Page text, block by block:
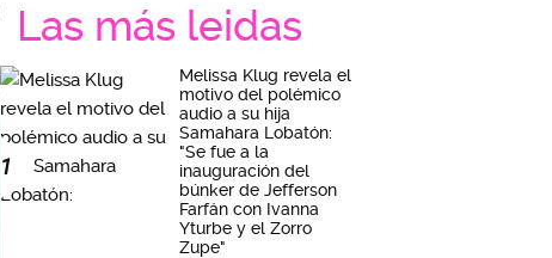
Las más leidas
1
Melissa Klug revela el
motivo del polémico
audio a su hija
Samahara Lobatón:
"Se fue a la
inauguración del
búnker de Jefferson
Farfán con Ivanna
Yturbe y el Zorro
Zupe"